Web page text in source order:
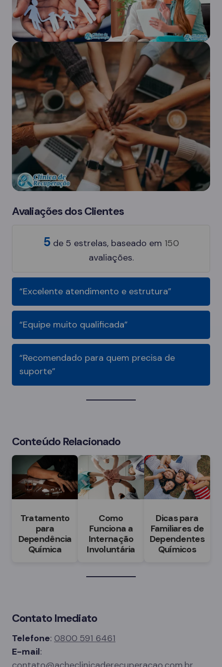
Avaliações dos Clientes
5 de 5 estrelas, baseado em 150
avaliações.
“Excelente atendimento e estrutura”
“Equipe muito qualificada”
“Recomendado para quem precisa de
suporte”
Conteúdo Relacionado
Tratamento
para
Dependência
Química
Como
Funciona a
Internação
Involuntária
Dicas para
Familiares de
Dependentes
Químicos
Contato Imediato
Telefone: 0800 591 6461
E-mail: